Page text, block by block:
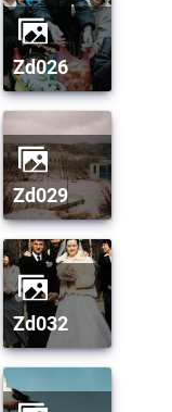
zd026
zd029
zd032